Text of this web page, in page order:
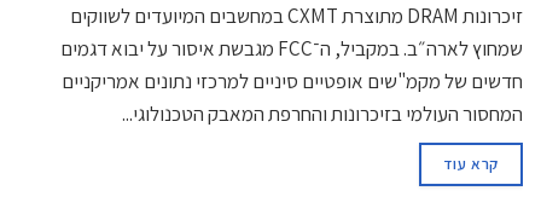
זיכרונות DRAM מתוצרת CXMT במחשבים המיועדים לשווקים
שמחוץ לארה״ב. במקביל, ה־FCC מגבשת איסור על יבוא דגמים
חדשים של מקמ"שים אופטיים סיניים למרכזי נתונים אמריקניים
המחסור העולמי בזיכרונות והחרפת המאבק הטכנולוגי...
קרא עוד